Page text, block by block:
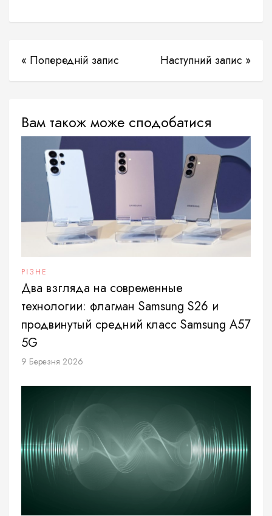
« Попередній запис Наступний запис »
Вам також може сподобатися
РІЗНЕ
Два взгляда на современные
технологии: флагман Samsung S26 и
продвинутый средний класс Samsung A57
5G
9 Березня 2026